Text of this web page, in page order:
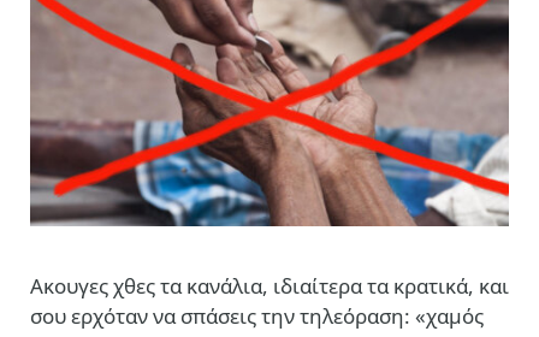
Ακουγες χθες τα κανάλια, ιδιαίτερα τα κρατικά, και
σου ερχόταν να σπάσεις την τηλεόραση: «χαμός